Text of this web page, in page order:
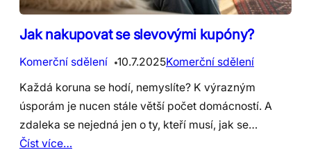
Jak nakupovat se slevovými kupóny?
Komerční sdělení 10.7.2025Komerční sdělení
Každá koruna se hodí, nemyslíte? K výrazným
úsporám je nucen stále větší počet domácností. A
zdaleka se nejedná jen o ty, kteří musí, jak se…
Číst více…